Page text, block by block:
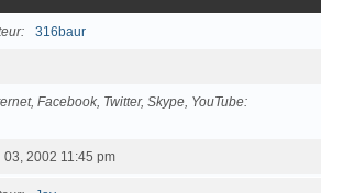
316baur
Facebook, Twitter, Skype, YouTube
03, 2002 11:45 pm